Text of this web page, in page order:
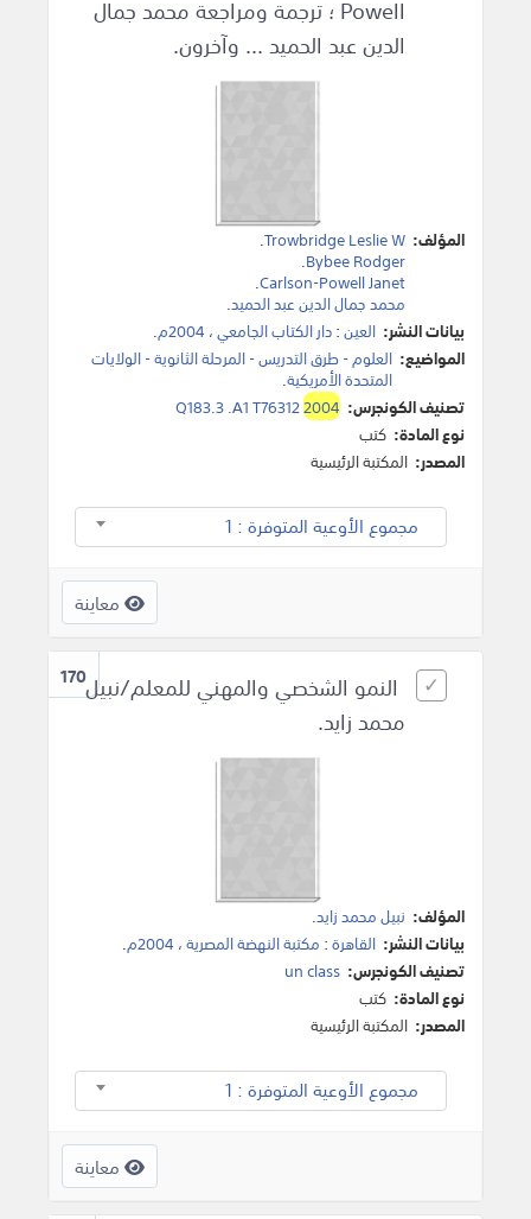
Powell ؛ ترجمة ومراجعة محمد جمال
الدين عبد الحميد ... وآخرون.
المؤلف: Trowbridge Leslie W
.
Bybee Rodger
.
Carlson-Powell Janet
.
محمد جمال الدين عبد الحميد.
بيانات النشر: العين:دار الكتاب الجامعي، 2004م .
المواضيع: العلوم - طرق التدريس - المرحلة الثانوية - الولايات
المتحدة الأمريكية.
تصنيف الكونجرس:
Q183.3 .A1 T763122004
نوع المادة: كتب
المصدر: المكتبة الرئيسية
مجموع الأوعية المتوفرة : 1
معاينة
170النمو الشخصي والمهني للمعلم/نبيل
محمد زايد.
المؤلف: نبيل محمد زايد.
بيانات النشر: القاهرة: مكتبة النهضة المصرية، 2004م .
تصنيف الكونجرس: un class
نوع المادة: كتب
المصدر: المكتبة الرئيسية
مجموع الأوعية المتوفرة : 1
معاينة